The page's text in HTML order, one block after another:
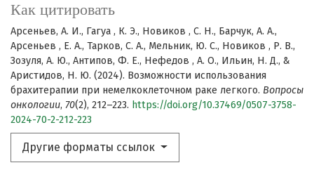
Как цитировать
Арсеньев, А. И., Гагуа , К. Э., Новиков , С. Н., Барчук, А. А.,
Арсеньев , Е. А., Тарков, С. А., Мельник, Ю. С., Новиков , Р. В.,
Зозуля, А. Ю., Антипов, Ф. Е., Нефедов , А. О., Ильин, Н. Д., &
Аристидов, Н. Ю. (2024). Возможности использования
брахитерапии при немелкоклеточном раке легкого. Вопросы
онкологии, 70(2), 212–223. https://doi.org/10.37469/0507-3758-
2024-70-2-212-223
Другие форматы ссылок